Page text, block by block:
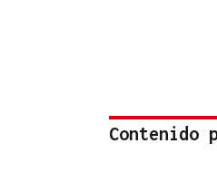
Contenido